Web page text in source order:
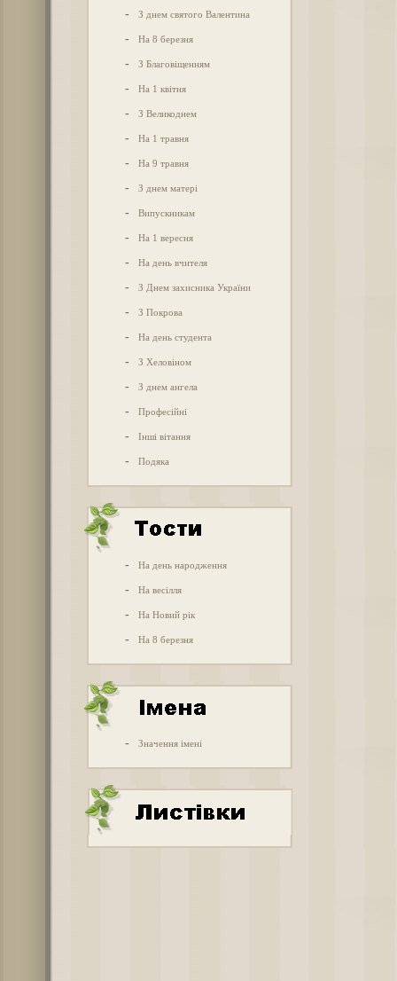
- З днем святого Валентина
- На 8 березня
- З Благовіщенням
- На 1 квітня
- З Великоднем
- На 1 травня
- На 9 травня
- З днем матері
- Випускникам
- На 1 вересня
- На день вчителя
- З Днем захисника України
- З Покрова
- На день студента
- З Хеловіном
- З днем ангела
- Професійні
- Інші вітання
- Подяка
- На день народження
- На весілля
- На Новий рік
- На 8 березня
- Значення імені